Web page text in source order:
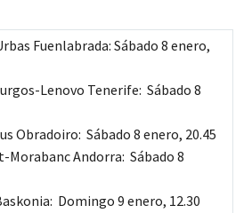
Fuenlabrada: Sábado 8 enero,
Lenovo Tenerife: Sábado 8
Obradoiro: Sábado 8 enero, 20.45
Morabanc Andorra: Sábado 8
Domingo 9 enero, 12.30